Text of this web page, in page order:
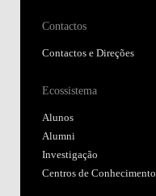
Contactos
Contactos e Direções
Ecossistema
Alunos
Alumni
Investigação
Centros de Conhecimento